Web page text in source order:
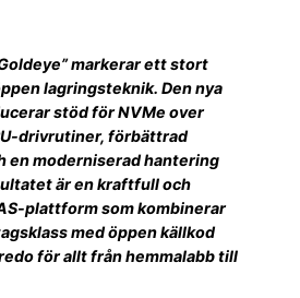
markerar ett stort
lagringsteknik. Den nya
stöd för NVMe over
drivrutiner, förbättrad
en moderniserad hantering
är en kraftfull och
plattform som kombinerar
med öppen källkod
för allt från hemmalabb till